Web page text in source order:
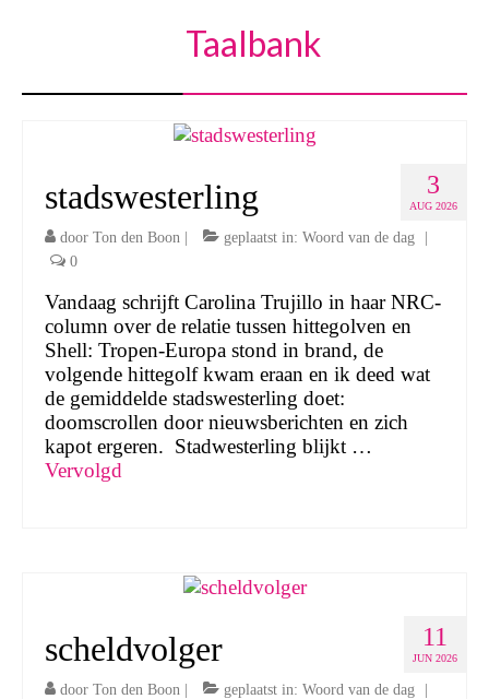
Taalbank
3
AUG 2026
stadswesterling
door Ton den Boon geplaatst in: Woord van de dag
0
Vandaag schrijft Carolina Trujillo in haar NRC-
column over de relatie tussen hittegolven en
Shell: Tropen-Europa stond in brand, de
volgende hittegolf kwam eraan en ik deed wat
de gemiddelde stadswesterling doet:
doomscrollen door nieuwsberichten en zich
kapot ergeren. Stadwesterling blijkt …
Vervolgd
11
JUN 2026
scheldvolger
door Ton den Boon geplaatst in: Woord van de dag